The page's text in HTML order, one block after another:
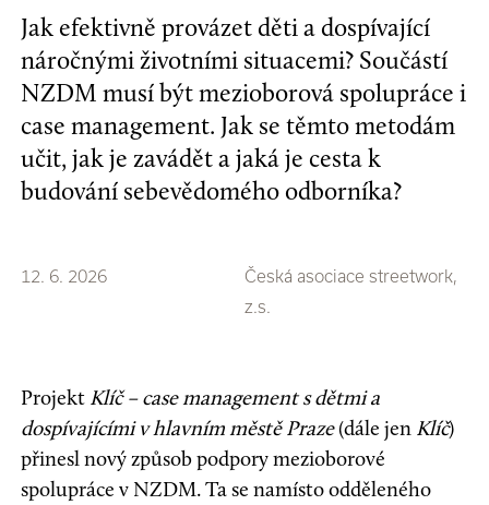
Jak efektivně provázet děti a dospívající
náročnými životními situacemi? Součástí
NZDM musí být mezioborová spolupráce i
case management. Jak se těmto metodám
učit, jak je zavádět a jaká je cesta k
budování sebevědomého odborníka?
12. 6. 2026
Česká asociace streetwork,
z.s.
Projekt Klíč – case management s dětmi a
dospívajícími v hlavním městě Praze(dále jen Klíč)
přinesl nový způsob podpory mezioborové
spolupráce v NZDM. Ta se namísto odděleného